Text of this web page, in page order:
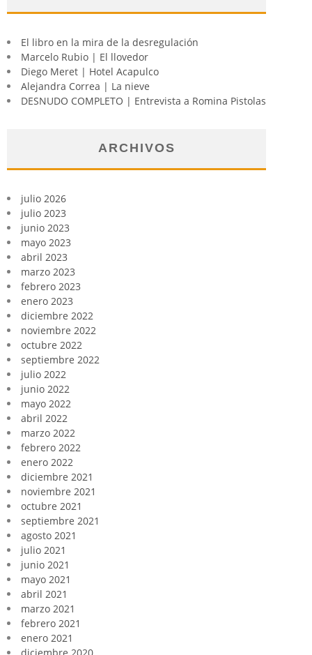
El libro en la mira de la desregulación
Marcelo Rubio | El llovedor
Diego Meret | Hotel Acapulco
Alejandra Correa | La nieve
DESNUDO COMPLETO | Entrevista a Romina Pistolas
ARCHIVOS
julio 2026
julio 2023
junio 2023
mayo 2023
abril 2023
marzo 2023
febrero 2023
enero 2023
diciembre 2022
noviembre 2022
octubre 2022
septiembre 2022
julio 2022
junio 2022
mayo 2022
abril 2022
marzo 2022
febrero 2022
enero 2022
diciembre 2021
noviembre 2021
octubre 2021
septiembre 2021
agosto 2021
julio 2021
junio 2021
mayo 2021
abril 2021
marzo 2021
febrero 2021
enero 2021